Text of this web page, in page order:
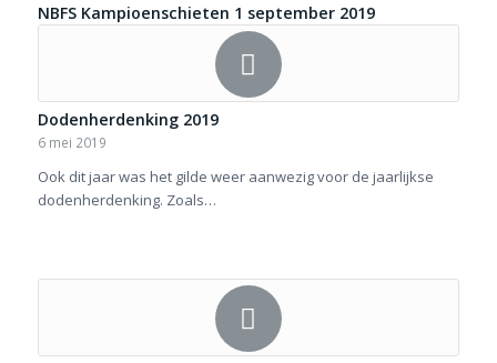
NBFS Kampioenschieten 1 september 2019
Dodenherdenking 2019
6 mei 2019
Ook dit jaar was het gilde weer aanwezig voor de jaarlijkse
dodenherdenking. Zoals…